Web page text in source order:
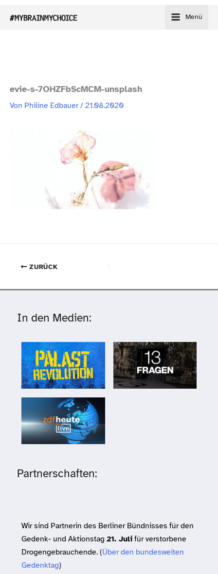
Inhalt
Menü
evie-​s-​7OHZFbScMCM-​unsplash
Von Philine Edbauer/21.08.2020
ZURÜCK
In den Medien:
Partnerschaften:
Wir sind Partnerin des Berliner Bündnisses für den
Gedenk- und Aktionstag 21. Julifür verstorbene
Drogengebrauchende. (Über den bundesweiten
Gedenktag)